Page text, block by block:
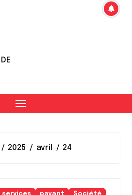
2025 avril 24